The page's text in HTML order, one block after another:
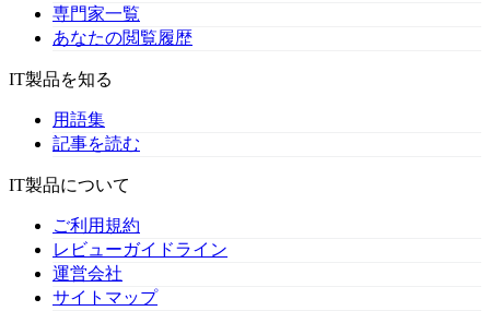
専門家一覧
あなたの閲覧履歴
IT製品を知る
用語集
記事を読む
IT製品について
ご利用規約
レビューガイドライン
運営会社
サイトマップ